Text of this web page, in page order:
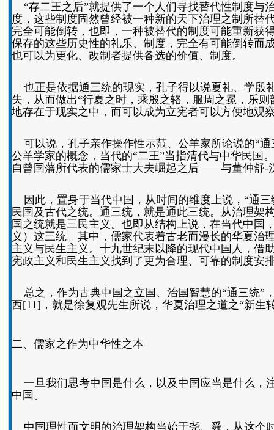
“存二王之后”就提供了一个人们寻找替代性制度与
度，这些制度固然曾经被一种新的天下治理之制所替
完全可能倒转，也即，一种被替代的制度可能重新获
保存的这些历史性的礼乐、制度，完全有可能倒转
也可以为更化、改制者提供备选的价值、制度。
也正是依据通三统的现实，孔子得以说夏礼、学殷
失，从而做出“行夏之时，乘殷之辂，服周之冕，乐
地存在于现实之中，而可以成为立宪者可以方便地观
可以说，孔子亲作操作性示范、公羊家所论说的“
公羊学家的概念，当代的“二王”当指清代与中华民
自曾国藩所代表的儒家士大夫崛起之后——与董仲舒-
因此，置身于当代中国，从时间的维度上说，“通
民国及古代之统。通三统，就是通此三统。从治理架
国之统就是三民主义。也即从结构上说，在当代中国
义）这三统。其中，儒家代表着古老而漫长的华夏治
主义与民生主义。十九世纪末以降的现代中国人，借
宪政主义和民生主义找到了更为合理、可靠的制度安
总之，作为古典中国之立国、治国智慧的“通三统”
西[11]，就是徐复观先生所说，华夏治理之道之“新生
二、儒家之作为中华性之本
一旦我们思考中国是什么，以及中国应当是什么，
中国。
中国理性而文明的治理架构当始于尧、舜，从这个